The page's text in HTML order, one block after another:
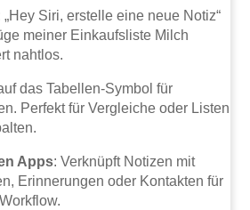
„Hey Siri, erstelle eine neue Notiz“
meiner Einkaufsliste Milch
nahtlos.
das Tabellen-Symbol für
Perfekt für Vergleiche oder Listen
Apps: Verknüpft Notizen mit
Erinnerungen oder Kontakten für